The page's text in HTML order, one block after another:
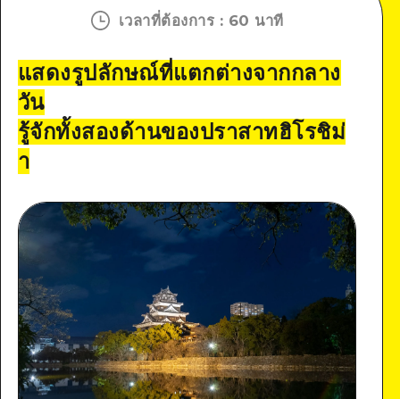
เวลาที่ต้องการ : 60 นาที
แสดงรูปลักษณ์ที่แตกต่างจากกลาง
วัน
รู้จักทั้งสองด้านของปราสาทฮิโรชิม่
า